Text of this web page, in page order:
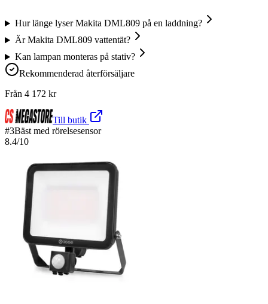
Hur länge lyser Makita DML809 på en laddning?
Är Makita DML809 vattentät?
Kan lampan monteras på stativ?
Rekommenderad återförsäljare
Från 4 172 kr
Till butik
#3Bäst med rörelsesensor
8.4/10